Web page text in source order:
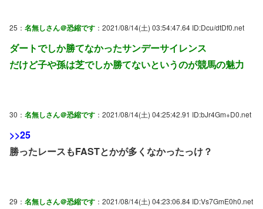
25： 名無しさん＠恐縮です ：2021/08/14(土) 03:54:47.64 ID:Dcu/dtDf0.net
ダートでしか勝てなかったサンデーサイレンス
だけど子や孫は芝でしか勝てないというのが競馬の魅力
30： 名無しさん＠恐縮です ：2021/08/14(土) 04:25:42.91 ID:bJr4Gm+D0.net
>>25
勝ったレースもFASTとかが多くなかったっけ？
29： 名無しさん＠恐縮です ：2021/08/14(土) 04:23:06.84 ID:Vs7GmE0h0.net